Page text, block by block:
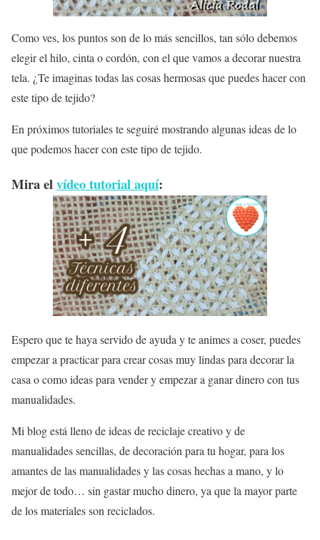
Como ves, los puntos son de lo más sencillos, tan sólo debemos
elegir el hilo, cinta o cordón, con el que vamos a decorar nuestra
tela. ¿Te imaginas todas las cosas hermosas que puedes hacer con
este tipo de tejido?
En próximos tutoriales te seguiré mostrando algunas ideas de lo
que podemos hacer con este tipo de tejido.
Mira elvídeo tutorial aquí:
Espero que te haya servido de ayuda y te animes a coser, puedes
empezar a practicar para crear cosas muy lindas para decorar la
casa o como ideas para vender y empezar a ganar dinero con tus
manualidades.
Mi blog está lleno de ideas de reciclaje creativo y de
manualidades sencillas, de decoración para tu hogar, para los
amantes de las manualidades y las cosas hechas a mano, y lo
mejor de todo… sin gastar mucho dinero, ya que la mayor parte
de los materiales son reciclados.